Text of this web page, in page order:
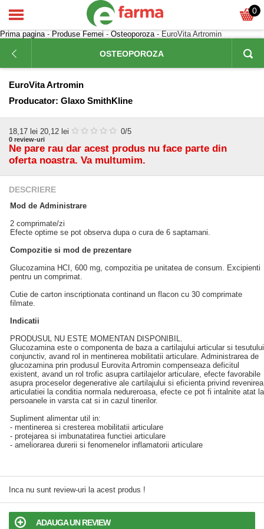
0
Prima pagina- Produse Femei - Osteoporoza- EuroVita Artromin
OSTEOPOROZA
EuroVita Artromin
Producator: Glaxo SmithKline
18,17 lei 20,12 lei 0/5
0 review-uri
Ne pare rau dar acest produs nu face parte din
oferta noastra. Va multumim.
DESCRIERE
Mod de Administrare
2 comprimate/zi
Efecte optime se pot observa dupa o cura de 6 saptamani.
Compozitie si mod de prezentare
Glucozamina HCI, 600 mg, compozitia pe unitatea de consum. Excipienti
pentru un comprimat.
Cutie de carton inscriptionata continand un flacon cu 30 comprimate
filmate.
Indicatii
PRODUSUL NU ESTE MOMENTAN DISPONIBIL.
Glucozamina este o componenta de baza a cartilajului articular si tesutului
conjunctiv, avand rol in mentinerea mobilitatii articulare. Administrarea de
glucozamina prin produsul Eurovita Artromin compenseaza deficitul
existent, avand un rol trofic asupra cartilajelor articulare, efecte favorabile
asupra proceselor degenerative ale cartilajului si eficienta privind revenirea
articulatiei la conditia normala nedureroasa, efecte ce pot fi intalnite atat la
persoanele in varsta cat si in cazul tinerilor.
Supliment alimentar util in:
- mentinerea si cresterea mobilitatii articulare
- protejarea si imbunatatirea functiei articulare
- ameliorarea durerii si fenomenelor inflamatorii articulare
Inca nu sunt review-uri la acest produs !
ADAUGA UN REVIEW